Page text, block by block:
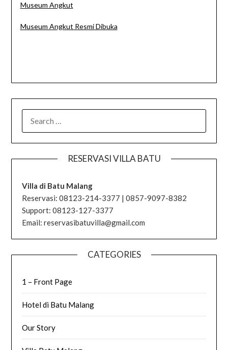
Museum Angkut
Museum Angkut Resmi Dibuka
FOR:
RESERVASI VILLA BATU
Villa di Batu Malang
Reservasi: 08123-214-3377 | 0857-9097-8382
Support: 08123-127-3377
Email: reservasibatuvilla@gmail.com
CATEGORIES
1 – Front Page
Hotel di Batu Malang
Our Story